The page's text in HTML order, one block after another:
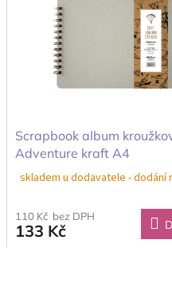
Scrapbook album
Adventure kraft A4
skladem u dodavatele - dodání
110 Kč bez DPH
133 Kč